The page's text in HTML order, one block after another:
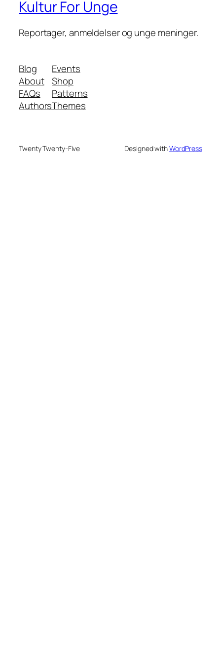
Kultur For Unge
Reportager, anmeldelser og unge meninger.
Blog
About
FAQs
Authors
Events
Shop
Patterns
Themes
Twenty Twenty-Five Designed withWordPress